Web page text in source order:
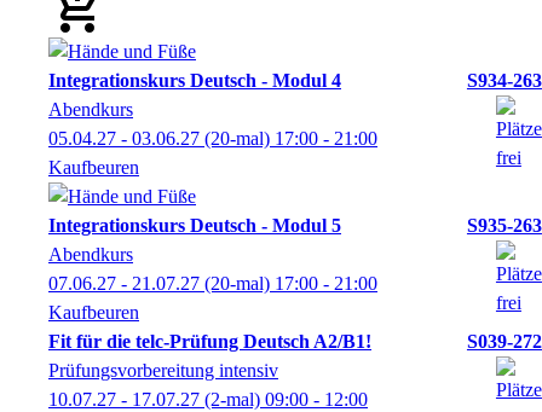
Integrationskurs Deutsch - Modul 4
S934-263
Abendkurs
05.04.27 - 03.06.27 (20-mal) 17:00 - 21:00
Kaufbeuren
Integrationskurs Deutsch - Modul 5
S935-263
Abendkurs
07.06.27 - 21.07.27 (20-mal) 17:00 - 21:00
Kaufbeuren
Fit für die telc-Prüfung Deutsch A2/B1!
S039-272
Prüfungsvorbereitung intensiv
10.07.27 - 17.07.27 (2-mal) 09:00 - 12:00